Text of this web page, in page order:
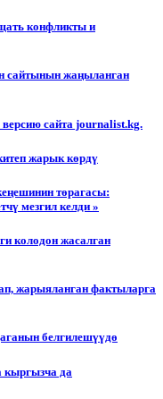
конфликты и
сайтынын жаңыланган
сайта journalist.kg.
жарык көрдү
төрагасы:
мезгил келди »
колодон жасалган
жарыяланган фактыларга
белгилешүүдө
кыргызча да